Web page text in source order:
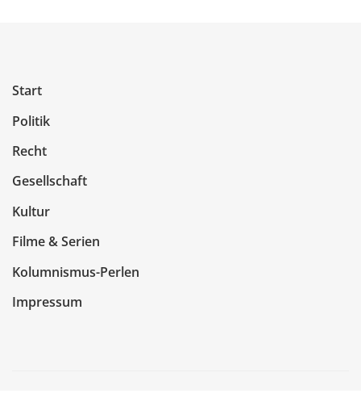
Start
Politik
Recht
Gesellschaft
Kultur
Filme & Serien
Kolumnismus-Perlen
Impressum